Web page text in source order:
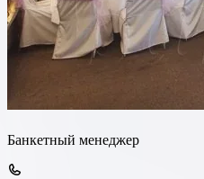
Банкетный менеджер